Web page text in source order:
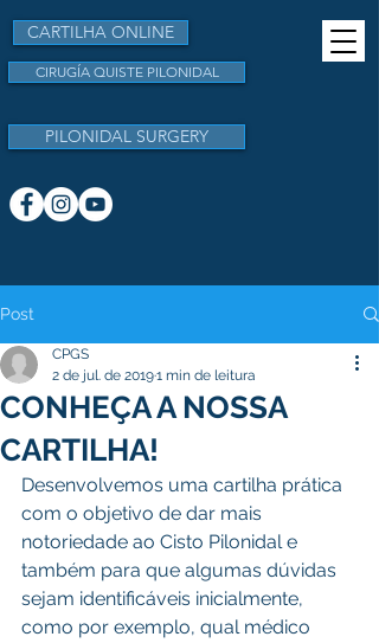
CARTILHA ONLINE
CIRUGÍA QUISTE PILONIDAL
PILONIDAL SURGERY
Post
CONHEÇA A NOSSA
CARTILHA!
CPGS
2 de jul. de 20191 min de leitura
Desenvolvemos uma cartilha prática
com o objetivo de dar mais
notoriedade ao Cisto Pilonidal e
também para que algumas dúvidas
sejam identificáveis inicialmente,
como por exemplo, qual médico